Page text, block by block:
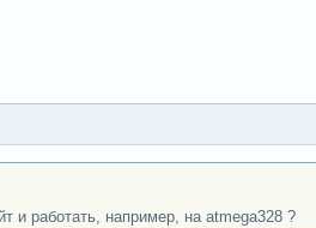
и работать, например, на atmega328 ?